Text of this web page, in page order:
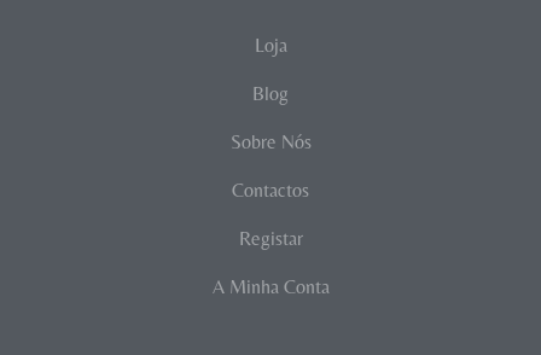
Loja
Blog
Sobre Nós
Contactos
Registar
A Minha Conta